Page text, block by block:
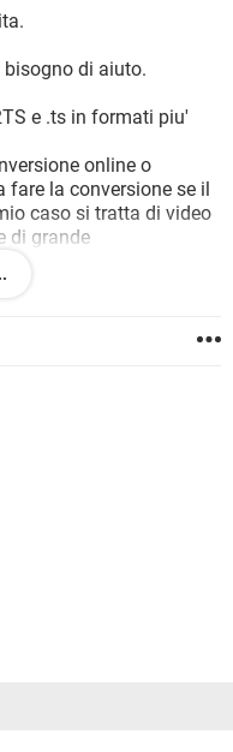
10
di aiuto.
e .ts in formati piu'
online o
la conversione se il
caso si tratta di video
di grande
qualcosa, che sia pero'
a quanto deduco io.